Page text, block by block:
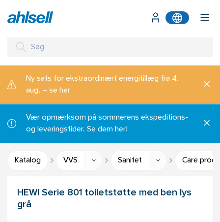
Ny sats for ekstraordinært energitillæg fra 4.
aug. – se her
Vær opmærksom på sommerens ekspeditions-
og leveringstider. Se dem her!
Katalog VVS Sanitet Care
HEWI Serie 801 toiletstøtte med ben lys
grå